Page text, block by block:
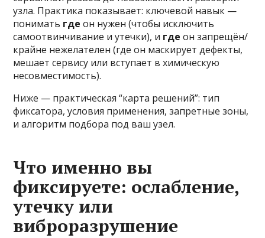
узла. Практика показывает: ключевой навык —
понимать где он нужен (чтобы исключить
самоотвинчивание и утечки), и где он запрещён/
крайне нежелателен (где он маскирует дефекты,
мешает сервису или вступает в химическую
несовместимость).
Ниже — практическая “карта решений”: тип
фиксатора, условия применения, запретные зоны,
и алгоритм подбора под ваш узел.
Что именно вы
фиксируете: ослабление,
утечку или
виброразрушение